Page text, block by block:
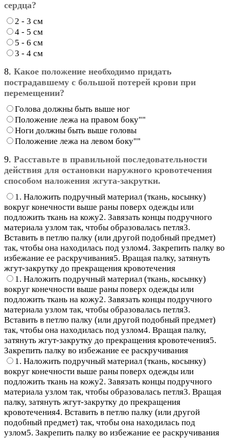
сердца?
2 - 3 см
4 - 5 см
5 - 6 см
3 - 4 см
8. Какое положение необходимо придать
пострадавшему с большой потерей крови при
перемещении?
Голова должны быть выше ног
Положение лежа на правом боку""
Ноги должны быть выше головы
Положение лежа на левом боку""
9. Расставьте в правильной последовательности
действия для остановки наружного кровотечения
способом наложения жгута-закрутки.
1. Наложить подручный материал (ткань, косынку)
вокруг конечности выше раны поверх одежды или
подложить ткань на кожу2. Завязать концы подручного
материала узлом так, чтобы образовалась петля3.
Вставить в петлю палку (или другой подобный предмет)
так, чтобы она находилась под узлом4. Закрепить палку во
избежание ее раскручивания5. Вращая палку, затянуть
жгут-закрутку до прекращения кровотечения
1. Наложить подручный материал (ткань, косынку)
вокруг конечности выше раны поверх одежды или
подложить ткань на кожу2. Завязать концы подручного
материала узлом так, чтобы образовалась петля3.
Вставить в петлю палку (или другой подобный предмет)
так, чтобы она находилась под узлом4. Вращая палку,
затянуть жгут-закрутку до прекращения кровотечения5.
Закрепить палку во избежание ее раскручивания
1. Наложить подручный материал (ткань, косынку)
вокруг конечности выше раны поверх одежды или
подложить ткань на кожу2. Завязать концы подручного
материала узлом так, чтобы образовалась петля3. Вращая
палку, затянуть жгут-закрутку до прекращения
кровотечения4. Вставить в петлю палку (или другой
подобный предмет) так, чтобы она находилась под
узлом5. Закрепить палку во избежание ее раскручивания